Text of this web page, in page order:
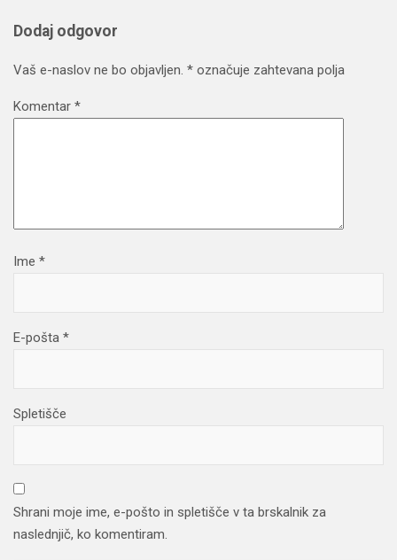
Dodaj odgovor
Vaš e-naslov ne bo objavljen. * označuje zahtevana polja
Komentar *
Ime *
E-pošta *
Spletišče
Shrani moje ime, e-pošto in spletišče v ta brskalnik za
naslednjič, ko komentiram.